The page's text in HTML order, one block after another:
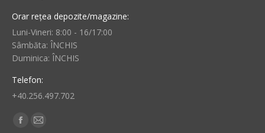
Orar rețea depozite/magazine:
Luni-Vineri: 8:00 - 16/17:00
Sâmbăta: ÎNCHIS
Duminica: ÎNCHIS
Telefon:
+40.256.497.702
Find us on:
Facebook
Mail